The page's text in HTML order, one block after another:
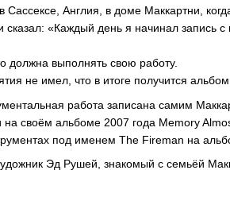
Сассексе, Англия, в доме Маккартни,
«Каждый день я начинал запись
должна выполнять свою работу.
не имел, что в итоге получится
работа записана самим
своём альбоме 2007 года Memory
под именем The Fireman на
Эд Рушей, знакомый с семьёй